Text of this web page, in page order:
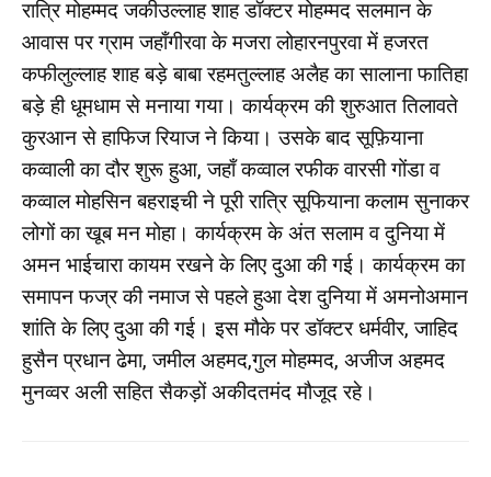
रात्रि मोहम्मद जकीउल्लाह शाह डॉक्टर मोहम्मद सलमान के
आवास पर ग्राम जहाँगीरवा के मजरा लोहारनपुरवा में हजरत
कफीलुल्लाह शाह बड़े बाबा रहमतुल्लाह अलैह का सालाना फातिहा
बड़े ही धूमधाम से मनाया गया। कार्यक्रम की शुरुआत तिलावते
कुरआन से हाफिज रियाज ने किया। उसके बाद सूफ़ियाना
कव्वाली का दौर शुरू हुआ, जहाँ कव्वाल रफीक वारसी गोंडा व
कव्वाल मोहसिन बहराइची ने पूरी रात्रि सूफियाना कलाम सुनाकर
लोगों का खूब मन मोहा। कार्यक्रम के अंत सलाम व दुनिया में
अमन भाईचारा कायम रखने के लिए दुआ की गई। कार्यक्रम का
समापन फज्र की नमाज से पहले हुआ देश दुनिया में अमनोअमान
शांति के लिए दुआ की गई। इस मौके पर डॉक्टर धर्मवीर, जाहिद
हुसैन प्रधान ढेमा, जमील अहमद,गुल मोहम्मद, अजीज अहमद
मुनव्वर अली सहित सैकड़ों अकीदतमंद मौजूद रहे।